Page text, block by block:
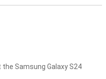
the Samsung Galaxy S24